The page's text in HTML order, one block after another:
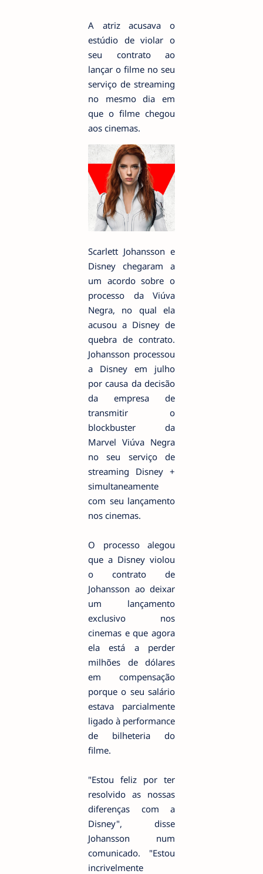
A atriz acusava o
estúdio de violar o
seu contrato ao
lançar o filme no seu
serviço de streaming
no mesmo dia em
que o filme chegou
aos cinemas.
Scarlett Johansson e
Disney chegaram a
um acordo sobre o
processo da Viúva
Negra, no qual ela
acusou a Disney de
quebra de contrato.
Johansson processou
a Disney em julho
por causa da decisão
da empresa de
transmitir o
blockbuster da
Marvel Viúva Negra
no seu serviço de
streaming Disney +
simultaneamente
com seu lançamento
nos cinemas.
O processo alegou
que a Disney violou
o contrato de
Johansson ao deixar
um lançamento
exclusivo nos
cinemas e que agora
ela está a perder
milhões de dólares
em compensação
porque o seu salário
estava parcialmente
ligado à performance
de bilheteria do
filme.
"Estou feliz por ter
resolvido as nossas
diferenças com a
Disney", disse
Johansson num
comunicado. "Estou
incrivelmente